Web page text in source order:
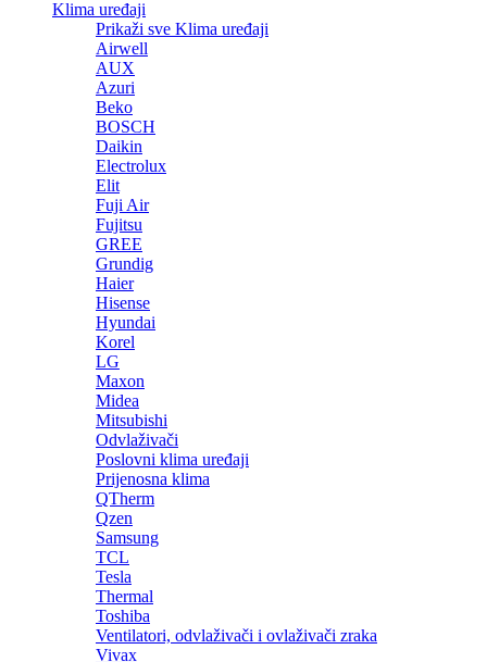
Klima uređaji
Prikaži sve Klima uređaji
Airwell
AUX
Azuri
Beko
BOSCH
Daikin
Electrolux
Elit
Fuji Air
Fujitsu
GREE
Grundig
Haier
Hisense
Hyundai
Korel
LG
Maxon
Midea
Mitsubishi
Odvlaživači
Poslovni klima uređaji
Prijenosna klima
QTherm
Qzen
Samsung
TCL
Tesla
Thermal
Toshiba
Ventilatori, odvlaživači i ovlaživači zraka
Vivax